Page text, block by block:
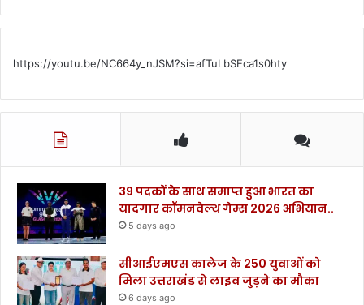
https://youtu.be/NC664y_nJSM?si=afTuLbSEca1s0hty
39 पदकों के साथ समाप्त हुआ भारत का
यादगार कॉमनवेल्थ गेम्स 2026 अभियान..
5 days ago
सीआईएमएस कालेज के 250 युवाओं को
मिला उत्तराखंड से लाइव जुड़ने का मौका
6 days ago